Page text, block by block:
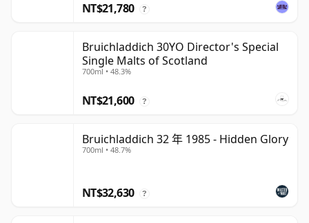
NT$21,780 ?
Bruichladdich 30YO Director's Special
Single Malts of Scotland
700ml • 48.3%
NT$21,600 ?
Bruichladdich 32 年 1985 - Hidden Glory
700ml • 48.7%
NT$32,630 ?